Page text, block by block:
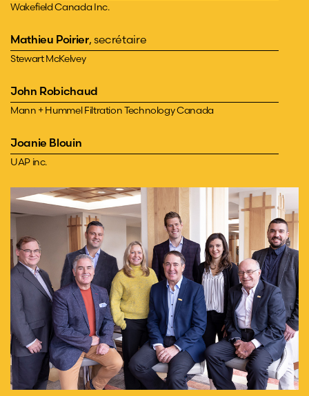
Wakefield Canada Inc.
Mathieu Poirier, secrétaire
Stewart McKelvey
John Robichaud
Mann + Hummel Filtration Technology Canada
Joanie Blouin
UAP inc.